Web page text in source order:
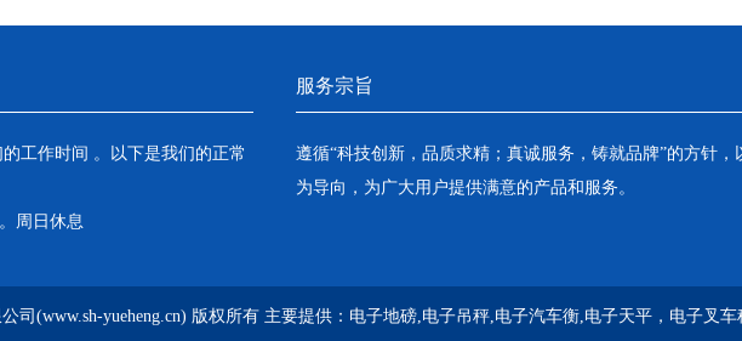
工作时间 。以下是我们的正常
周日休息
服务宗旨
遵循“科技创新，品质求精；真诚服务，铸就品牌”的方针，
为导向，为广大用户提供满意的产品和服务。
司(www.sh-yueheng.cn) 版权所有 主要提供： 电子地磅,电子吊秤,电子汽车衡,电子天平，电子叉